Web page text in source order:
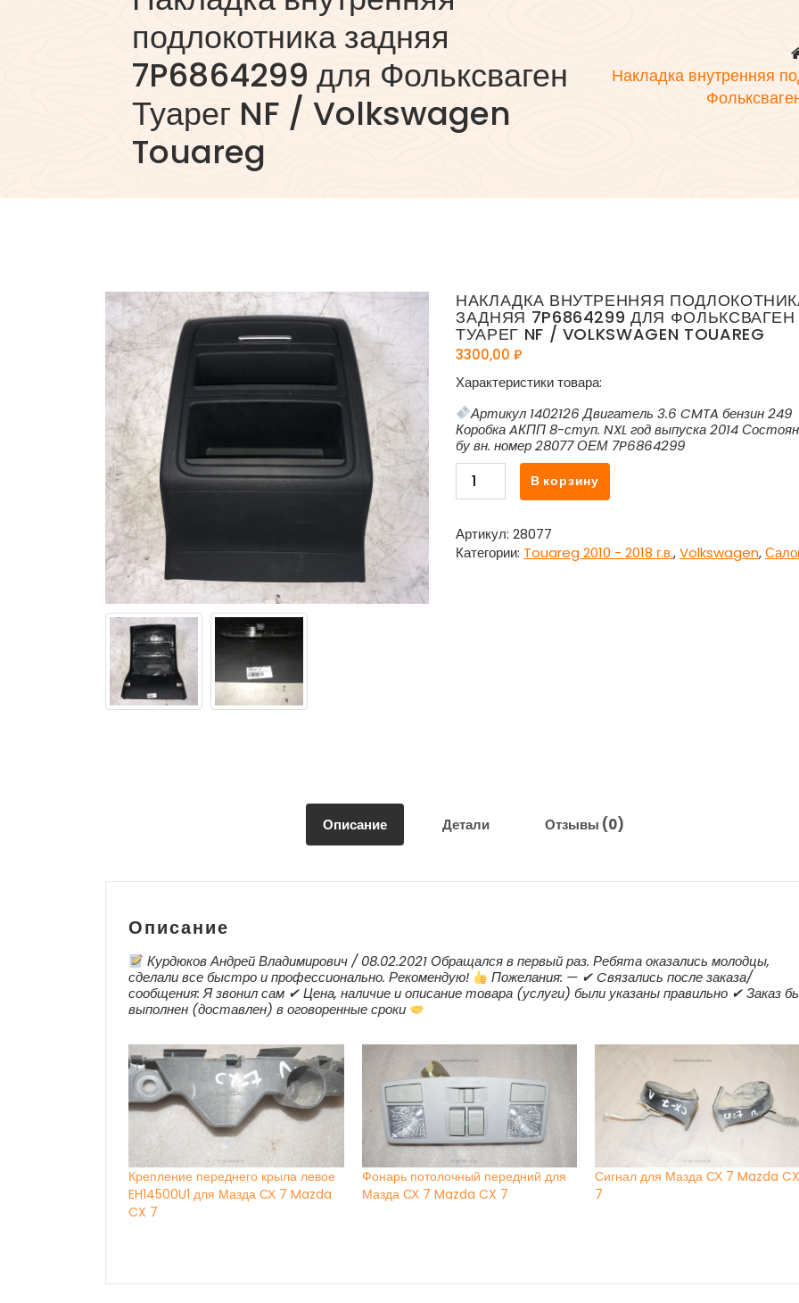
подлокотника задняя
7P6864299 для Фольксваген
Туарег NF / Volkswagen
Touareg
Накладка внутренняя
НАКЛАДКА ВНУТРЕННЯЯ
ЗАДНЯЯ 7P6864299 ДЛЯ ФОЛЬКСВАГЕН
ТУАРЕГ NF / VOLKSWAGEN TOUAREG
3300,00 ₽
Характеристики товара:
Артикул 1402126 Двигатель 3.6 CMTA бензин 249
Коробка AКПП 8-ступ. NXL год выпуска 2014
бу вн. номер 28077 ОЕМ 7P6864299
Количество
товара
внутренняя
подлокотника
задняя
В корзину
Артикул: 28077
Категории: Touareg 2010 - 2018 г.в.,Volkswagen,
Описание Детали Отзывы (0)
Описание
Курдюков Андрей Владимирович / 08.02.2021 Обращался в первый раз. Ребята оказались молодцы,
сделали все быстро и профессионально. Рекомендую!
Пожелания: — ✔ Cвязались после заказа/
сообщения: Я звонил сам ✔ Цена, наличие и описание товара (услуги) были указаны правильно ✔ Заказ
выполнен (доставлен) в оговоренные сроки
Крепление переднего крыла левое
EH14500U1 для Мазда СХ 7 Mazda
CX 7
Фонарь потолочный передний для
Мазда СХ 7 Mazda CX 7
Сигнал для Мазда СХ 7 Mazda
7